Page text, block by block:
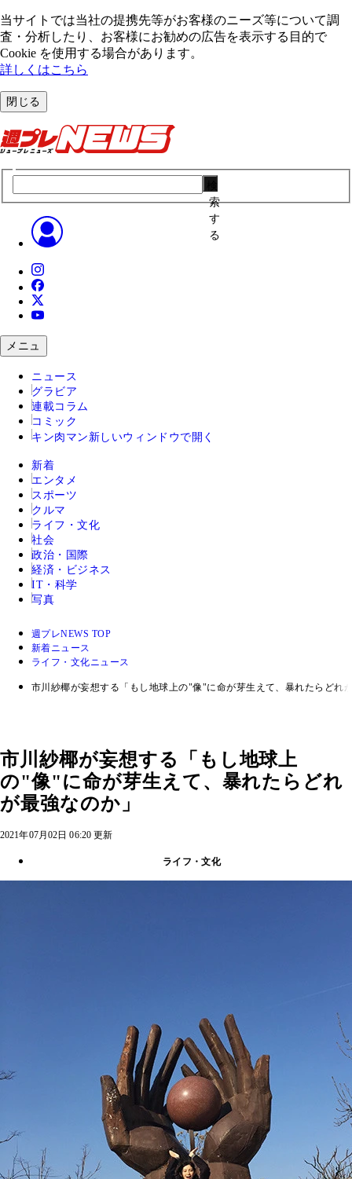
当サイトでは当社の提携先等がお客様のニーズ等について調
査・分析したり、お客様にお勧めの広告を表⽰する⽬的で
Cookie を使⽤する場合があります。
詳しくはこちら
閉じる
索
す
る
メニュ
ニュース
グラビア
連載コラム
コミック
キン肉マン 新しいウィンドウで開く
新着
エンタメ
スポーツ
クルマ
ライフ・文化
社会
政治・国際
経済・ビジネス
IT・科学
写真
週プレNEWS TOP
新着ニュース
ライフ・文化ニュース
市川紗椰が妄想する「もし地球上の"像"に命が芽生えて、暴れたらどれ
市川紗椰が妄想する「もし地球上
の"像"に命が芽生えて、暴れたらどれ
が最強なのか」
2021年07月02日 06:20 更新
ライフ・文化